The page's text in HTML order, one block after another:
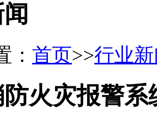
： 首页>>行业
防火灾报警